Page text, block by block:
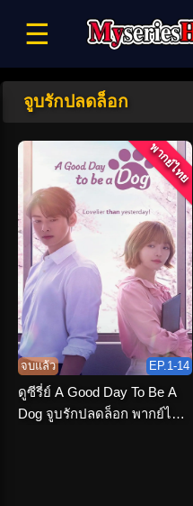
☰
จูบรักปลดล็อก
จบแล้ว EP.1-14
พากย์ไทย
ดูซีรี่ย์ A Good Day To Be A
Dog จูบรักปลดล็อก พากย์ไทย